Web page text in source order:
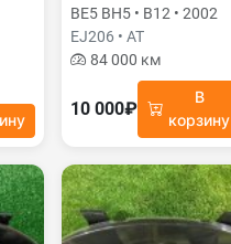
BE5 BH5 • B12 • 2002
EJ206 • AT
84 000 км
10 000₽
В
корзину